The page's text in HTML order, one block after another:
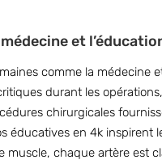
et
comme la médecine
durant les
chirurgicales
éducatives en 4k
muscle, chaque artère est